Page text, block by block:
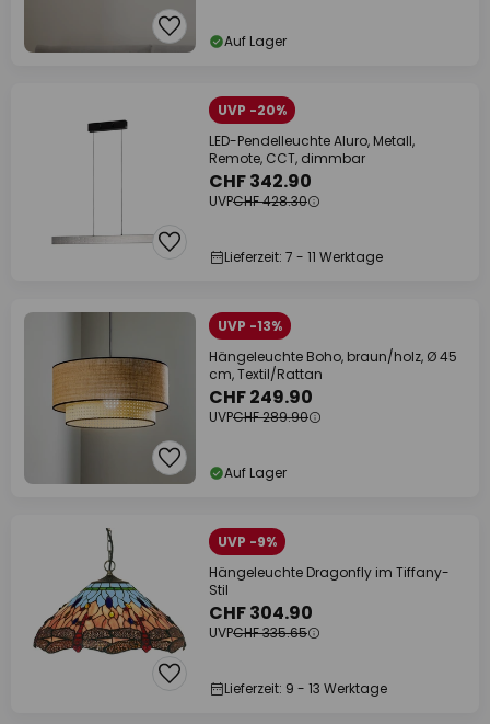
Auf Lager
UVP -20%
LED-Pendelleuchte Aluro, Metall,
Remote, CCT, dimmbar
CHF 342.90
UVPCHF 428.30
Lieferzeit: 7 - 11 Werktage
UVP -13%
Hängeleuchte Boho, braun/holz, Ø 45
cm, Textil/Rattan
CHF 249.90
UVPCHF 289.90
Auf Lager
UVP -9%
Hängeleuchte Dragonfly im Tiffany-
Stil
CHF 304.90
UVPCHF 335.65
Lieferzeit: 9 - 13 Werktage